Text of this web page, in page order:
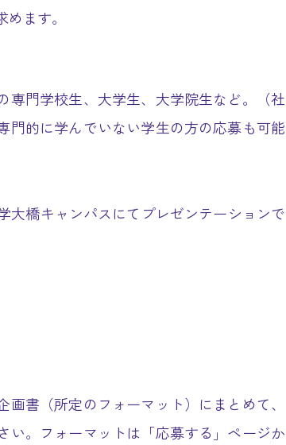
ます。
専門学校生、大学生、大学院生など。（社
門的に学んでいない学生の方の応募も可能
大橋キャンパスにてプレゼンテーションで
書（所定のフォーマット）にまとめて、
い。フォーマットは「応募する」ページか